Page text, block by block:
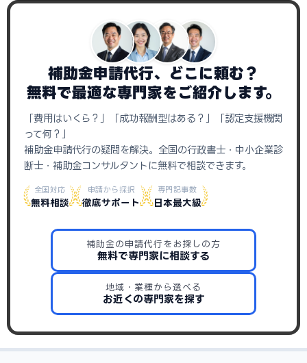
補助金申請代行、どこに頼む？
無料で最適な専門家をご紹介します。
「費用はいくら？」「成功報酬型はある？」「認定支援機関
って何？」
補助金申請代行の疑問を解決。全国の行政書士・中小企業診
断士・補助金コンサルタントに無料で相談できます。
全国対応
無料相談
申請から採択
徹底サポート
専門記事数
日本最大級
補助金の申請代行をお探しの方
無料で専門家に相談する
地域・業種から選べる
お近くの専門家を探す